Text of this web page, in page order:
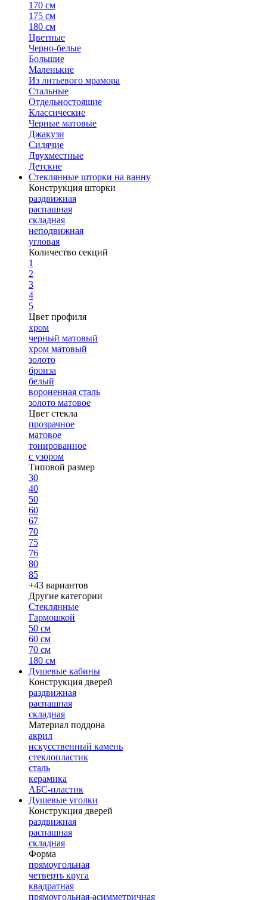
170 см
175 см
180 см
Цветные
Черно-белые
Большие
Маленькие
Из литьевого мрамора
Стальные
Отдельностоящие
Классические
Черные матовые
Джакузи
Сидячие
Двухместные
Детские
Стеклянные шторки на ванну
Конструкция шторки
раздвижная
распашная
складная
неподвижная
угловая
Количество секций
1
2
3
4
5
Цвет профиля
хром
черный матовый
хром матовый
золото
бронза
белый
вороненная сталь
золото матовое
Цвет стекла
прозрачное
матовое
тонированное
с узором
Типовой размер
30
40
50
60
67
70
75
76
80
85
+43 вариантов
Другие категории
Стеклянные
Гармошкой
50 см
60 см
70 см
180 см
Душевые кабины
Конструкция дверей
раздвижная
распашная
складная
Материал поддона
акрил
искусственный камень
стеклопластик
сталь
керамика
АБС-пластик
Душевые уголки
Конструкция дверей
раздвижная
распашная
складная
Форма
прямоугольная
четверть круга
квадратная
прямоугольная-асимметричная